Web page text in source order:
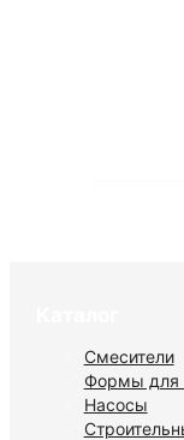
Смесители
Формы для
Насосы